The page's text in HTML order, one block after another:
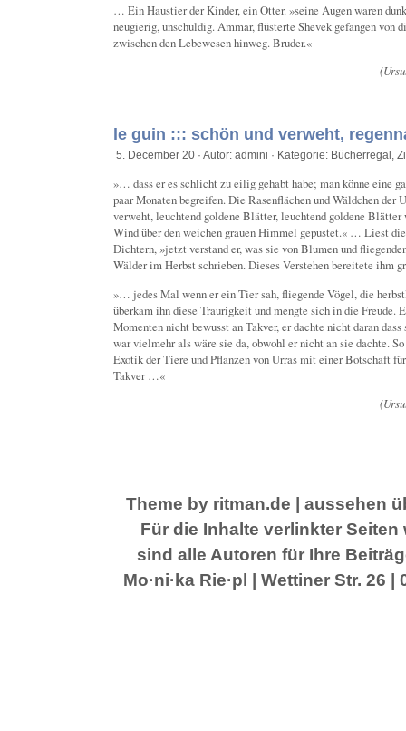
… Ein Haustier der Kinder, ein Otter. »seine Augen waren
neugierig, unschuldig. Ammar, flüsterte Shevek gefangen
zwischen den Lebewesen hinweg. Bruder.«
le guin ::: schön und verweht,
5. December 20 · Autor: admini · Kategorie: Bücherregal
»… dass er es schlicht zu eilig gehabt habe; man könne eine
paar Monaten begreifen. Die Rasenflächen und Wäldchen der
verweht, leuchtend goldene Blätter, leuchtend goldene Blätter
Wind über den weichen grauen Himmel gepustet.« … Liest
Dichtern, »jetzt verstand er, was sie von Blumen und
Wälder im Herbst schrieben. Dieses Verstehen bereitete ihm
»… jedes Mal wenn er ein Tier sah, fliegende Vögel, die
überkam ihn diese Traurigkeit und mengte sich in die Freude.
Momenten nicht bewusst an Takver, er dachte nicht daran
war vielmehr als wäre sie da, obwohl er nicht an sie dachte.
Exotik der Tiere und Pflanzen von Urras mit einer Botschaft
Takver …«
Theme by ritman.de | aussehen
Für die Inhalte verlinkter
sind alle Autoren für Ihre
Mo·ni·ka Rie·pl | Wettiner Str. 26